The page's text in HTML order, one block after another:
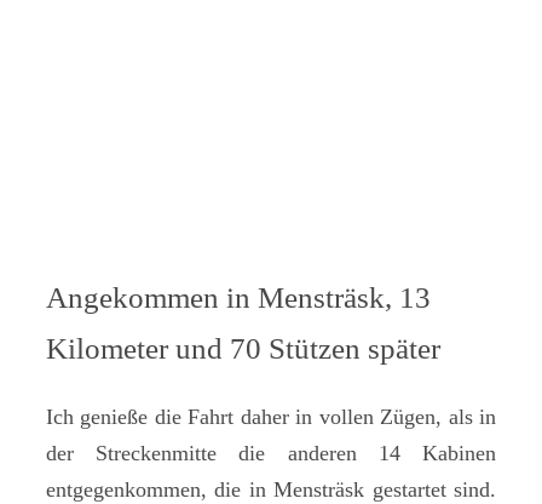
Angekommen in Mensträsk, 13
Kilometer und 70 Stützen später
Ich genieße die Fahrt daher in vollen Zügen, als in
der Streckenmitte die anderen 14 Kabinen
entgegenkommen, die in Mensträsk gestartet sind.